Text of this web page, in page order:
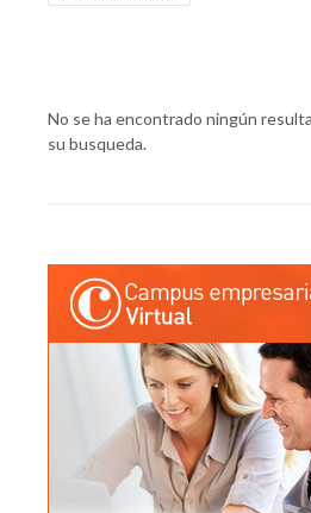
No se ha encontrado ningún
su busqueda.